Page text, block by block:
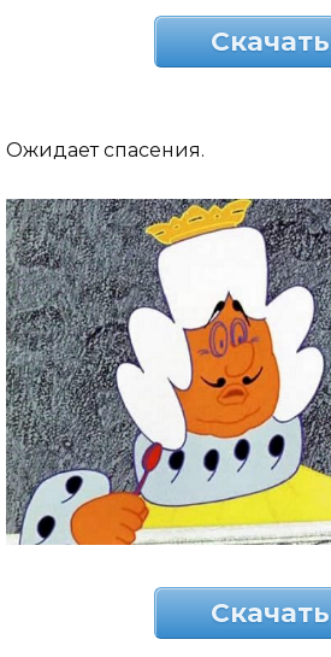
Скачать
Ожидает спасения.
Скачать